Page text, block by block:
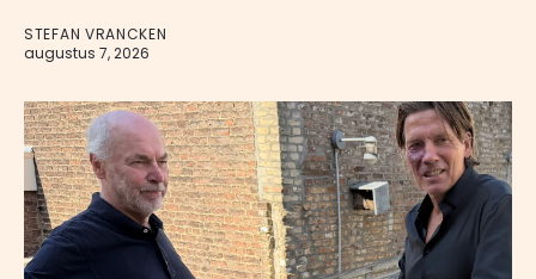
STEFAN VRANCKEN
augustus 7, 2026